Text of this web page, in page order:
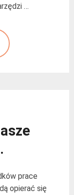
…
prace
opierać się